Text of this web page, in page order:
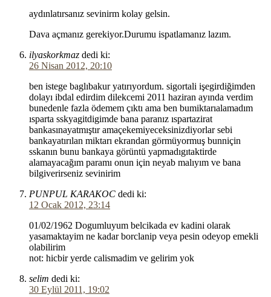
aydınlatırsanız sevinirm kolay gelsin.
Dava açmanız gerekiyor.Durumu ispatlamanız lazım.
ilyaskorkmaz dedi ki:
26 Nisan 2012, 20:10
ben istege baglıbakur yatırıyordum. sigortali işegirdiğimden
dolayı ibdal edirdim dilekcemi 2011 haziran ayında verdim
bunedenle fazla ödemem çıktı ama ben bumiktarıalamadım
ısparta sskyagitdigimde bana paranız ıspartazirat
bankasınayatmıştır amaçekemiyeceksinizdiyorlar sebi
bankayatırılan miktarı ekrandan görmüyormuş bunniçin
sskanın bunu bankaya görüntü yapmadıgıtaktirde
alamayacağım paramı onun için neyab malıyım ve bana
bilgiverirseniz sevinirim
PUNPUL KARAKOC dedi ki:
12 Ocak 2012, 23:14
01/02/1962 Dogumluyum belcikada ev kadini olarak
yasamaktayim ne kadar borclanip veya pesin odeyop emekli
olabilirim
not: hicbir yerde calismadim ve gelirim yok
selim dedi ki:
30 Eylül 2011, 19:02